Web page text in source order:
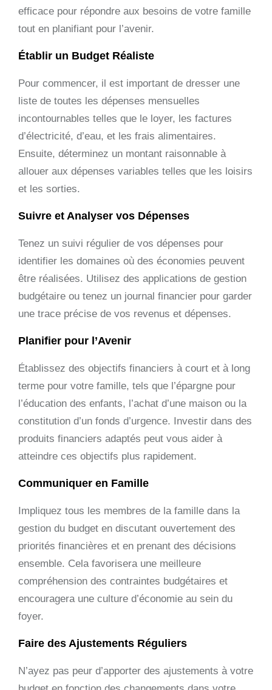
efficace pour répondre aux besoins de votre famille
tout en planifiant pour l’avenir.
Établir un Budget Réaliste
Pour commencer, il est important de dresser une
liste de toutes les dépenses mensuelles
incontournables telles que le loyer, les factures
d’électricité, d’eau, et les frais alimentaires.
Ensuite, déterminez un montant raisonnable à
allouer aux dépenses variables telles que les loisirs
et les sorties.
Suivre et Analyser vos Dépenses
Tenez un suivi régulier de vos dépenses pour
identifier les domaines où des économies peuvent
être réalisées. Utilisez des applications de gestion
budgétaire ou tenez un journal financier pour garder
une trace précise de vos revenus et dépenses.
Planifier pour l’Avenir
Établissez des objectifs financiers à court et à long
terme pour votre famille, tels que l’épargne pour
l’éducation des enfants, l’achat d’une maison ou la
constitution d’un fonds d’urgence. Investir dans des
produits financiers adaptés peut vous aider à
atteindre ces objectifs plus rapidement.
Communiquer en Famille
Impliquez tous les membres de la famille dans la
gestion du budget en discutant ouvertement des
priorités financières et en prenant des décisions
ensemble. Cela favorisera une meilleure
compréhension des contraintes budgétaires et
encouragera une culture d’économie au sein du
foyer.
Faire des Ajustements Réguliers
N’ayez pas peur d’apporter des ajustements à votre